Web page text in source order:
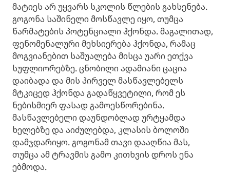
მატიეს არ უყვარს სკოლის წლების გახსენება.
გოგონა საშინელი მოსწავლე იყო, თუმცა
წარმატების პოტენციალი ჰქონდა. მაგალითად,
ფენომენალური მეხსიერება ჰქონდა, რამაც
მოგვიანებით საშუალება მისცა უარი ეთქვა
სუფლიორებზე. ცნობილი ადამიანი ცაცია
დაიბადა და მის პირველ მასწავლებელს
მტკიცედ ჰქონდა გადაწყვეტილი, რომ ეს
ნებისმიერ ფასად გამოესწორებინა.
მასწავლებელი დაუნდობლად ურტყამდა
ხელებზე და აიძულებდა, კლასის ბოლოში
დამჯდარიყო. გოგონამ თავი დააღწია მას,
თუმცა ამ ტრავმის გამო კითხვის დროს ენა
ებმოდა.